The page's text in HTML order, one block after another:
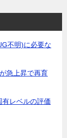
不明)に必要な
急上昇で再育
レベルの評価